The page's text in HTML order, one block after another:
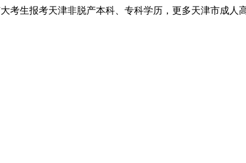
大考生报考天津非脱产本科、专科学历，更多天津市成人